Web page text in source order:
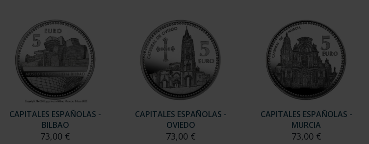
CAPITALES ESPAÑOLAS -
BILBAO
73,00 €
CAPITALES ESPAÑOLAS -
OVIEDO
73,00 €
CAPITALES ESPAÑOLAS -
MURCIA
73,00 €